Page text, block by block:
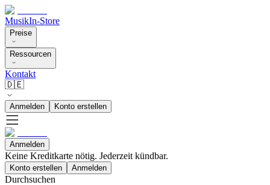
MusikIn-Store
Preise
Ressourcen
Kontakt
🇩🇪
Anmelden Konto erstellen
Anmelden
Keine Kreditkarte nötig. Jederzeit kündbar.
Konto erstellen Anmelden
Durchsuchen